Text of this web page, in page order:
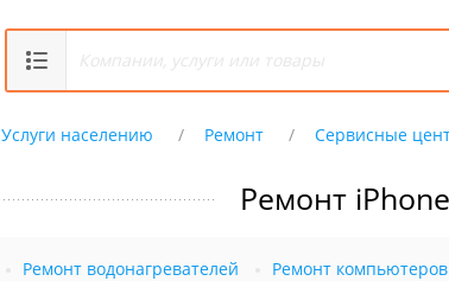
Услуги населению Ремонт Сервисные
Ремонт iPhone
Ремонт водонагревателей Ремонт компьютеров